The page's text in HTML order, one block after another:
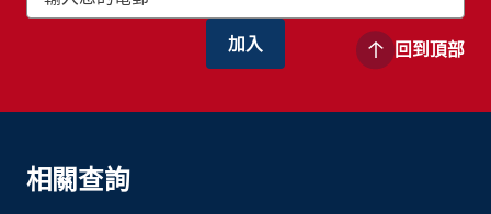
回到頂部
相關查詢